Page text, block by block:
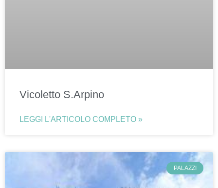
Vicoletto S.Arpino
LEGGI L'ARTICOLO COMPLETO »
PALAZZI